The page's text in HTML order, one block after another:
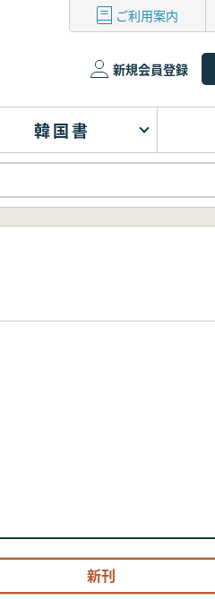
ご利用案内
新規会員登録
韓国書
新刊